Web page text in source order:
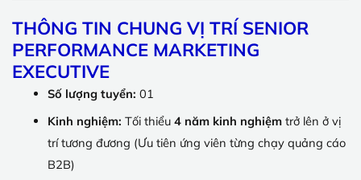
THÔNG TIN CHUNG VỊ TRÍ SENIOR
PERFORMANCE MARKETING
EXECUTIVE
Số lượng tuyển: 01
Kinh nghiệm: Tối thiểu 4 năm kinh nghiệmtrở lên ở vị
trí tương đương (Ưu tiên ứng viên từng chạy quảng cáo
B2B)